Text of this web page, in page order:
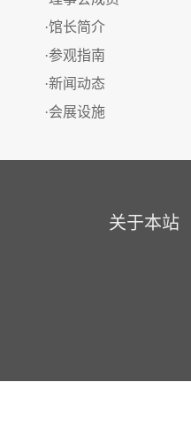
·馆长简介
·参观指南
·新闻动态
·会展设施
关于本站